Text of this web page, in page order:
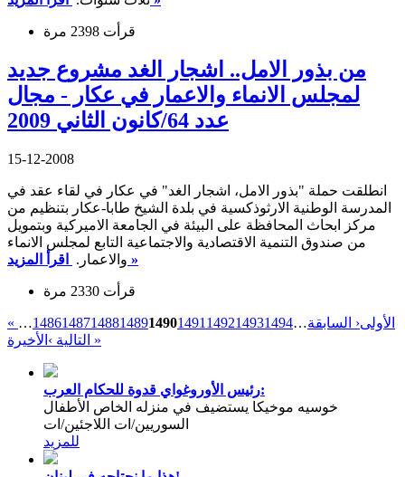
قرأت 2398 مرة
من بذور الامل.. اشجار الغد مشروع جديد
لمجلس الانماء والاعمار في عكار - مجال
عدد 64/كانون الثاني 2009
15-12-2008
انطلقت حملة "بذور الامل، اشجار الغد" في عكار في لقاء عقد في
المدرسة الوطنية الارثوذكسية في بلدة الشيخ طابا-عكار بتنظيم من
مركز ابحاث المحافظة على البيئة في الجامعة الاميركية وبتمويل
من صندوق التنمية الاقتصادية والاجتماعية التابع لمجلس الانماء
والاعمار. اقرأ المزيد »
قرأت 2330 مرة
« الأولى‹ السابقة…
148614871488148914901491 149214931494
…
التالية › الأخيرة »
رئيس الأوروغواي قدوة للحكام العرب:
خوسيه موخيكا يستضيف في منزله الخاص الأطفال
السوريين/ات اللاجئين/ات
للمزيد